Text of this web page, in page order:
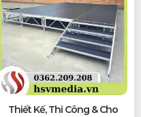
Thiết Kế, Thi Công & Cho